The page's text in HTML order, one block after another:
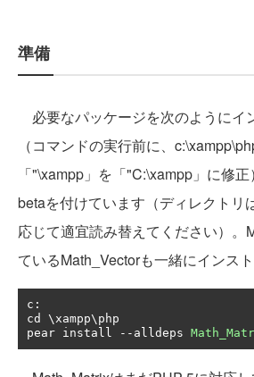
準備
必要なパッケージを次のようにイ
（コマンドの実行前に、
「"\xampp」を「"C:\xampp」に修
betaを付けています（ディレクトリ
応じて適宜読み替えてください）。
ているMath_Vectorも一緒にインスト
c :
cd \xampp\php
pear install
-- alldeps